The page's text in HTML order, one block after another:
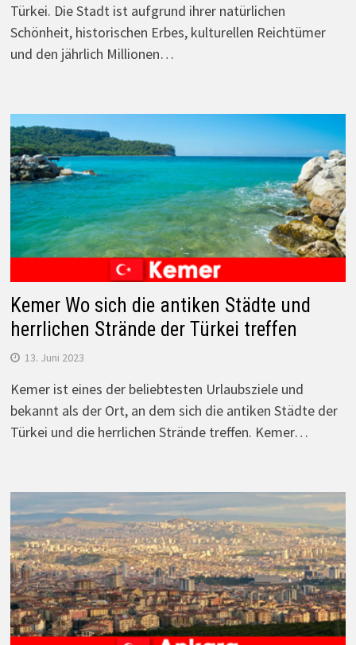
Türkei. Die Stadt ist aufgrund ihrer natürlichen
Schönheit, historischen Erbes, kulturellen Reichtümer
und den jährlich Millionen…
Kemer Wo sich die antiken Städte und
herrlichen Strände der Türkei treffen
13. Juni 2023
Kemer ist eines der beliebtesten Urlaubsziele und
bekannt als der Ort, an dem sich die antiken Städte der
Türkei und die herrlichen Strände treffen. Kemer…